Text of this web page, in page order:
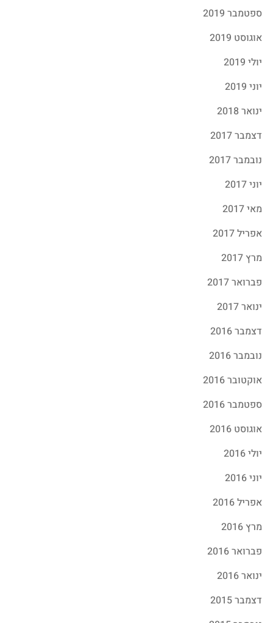
ספטמבר 2019
אוגוסט 2019
יולי 2019
יוני 2019
ינואר 2018
דצמבר 2017
נובמבר 2017
יוני 2017
מאי 2017
אפריל 2017
מרץ 2017
פברואר 2017
ינואר 2017
דצמבר 2016
נובמבר 2016
אוקטובר 2016
ספטמבר 2016
אוגוסט 2016
יולי 2016
יוני 2016
אפריל 2016
מרץ 2016
פברואר 2016
ינואר 2016
דצמבר 2015